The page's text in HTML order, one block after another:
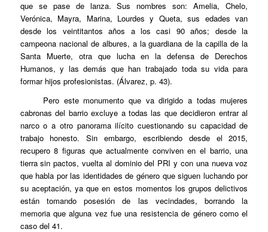
que se pase de lanza. Sus nombres son: Amelia, Chelo,
Verónica, Mayra, Marina, Lourdes y Queta, sus edades van
desde los veintitantos años a los casi 90 años; desde la
campeona nacional de albures, a la guardiana de la capilla de la
Santa Muerte, otra que lucha en la defensa de Derechos
Humanos, y las demás que han trabajado toda su vida para
formar hijos profesionistas. (Álvarez, p. 43).
Pero este monumento que va dirigido a todas mujeres
cabronas del barrio excluye a todas las que decidieron entrar al
narco o a otro panorama ilícito cuestionando su capacidad de
trabajo honesto. Sin embargo, escribiendo desde el 2015,
recupero 8 figuras que actualmente conviven en el barrio, una
tierra sin pactos, vuelta al dominio del PRI y con una nueva voz
que habla por las identidades de género que siguen luchando por
su aceptación, ya que en estos momentos los grupos delictivos
están tomando posesión de las vecindades, borrando la
memoria que alguna vez fue una resistencia de género como el
caso del 41.